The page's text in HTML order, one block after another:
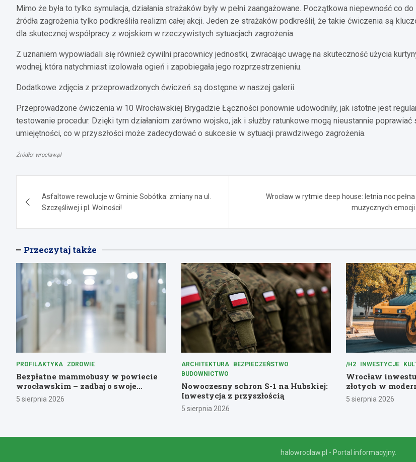
Mimo że była to tylko symulacja, działania strażaków były w pełni zaangażowane. Początkowa niepewność co
źródła zagrożenia tylko podkreśliła realizm całej akcji. Jeden ze strażaków podkreślił, że takie ćwiczenia są
dla skutecznej współpracy z wojskiem w rzeczywistych sytuacjach zagrożenia.
Z uznaniem wypowiadali się również cywilni pracownicy jednostki, zwracając uwagę na skuteczność użycia
wodnej, która natychmiast izolowała ogień i zapobiegała jego rozprzestrzenieniu.
Dodatkowe zdjęcia z przeprowadzonych ćwiczeń są dostępne w naszej galerii.
Przeprowadzone ćwiczenia w 10 Wrocławskiej Brygadzie Łączności ponownie udowodniły, jak istotne jest
testowanie procedur. Dzięki tym działaniom zarówno wojsko, jak i służby ratunkowe mogą nieustannie poprawiać
umiejętności, co w przyszłości może zadecydować o sukcesie w sytuacji prawdziwego zagrożenia.
Źródło: wroclaw.pl
wpisu
Asfaltowe rewolucje w Gminie Sobótka: zmiany na ul.
Szczęśliwej i pl. Wolności!
Wrocław w rytmie deep house: letnia noc pełna
muzycznych emocji
Przeczytaj także
PROFILAKTYKA ZDROWIE
Bezpłatne mammobusy w powiecie
wrocławskim – zadbaj o swoje
zdrowie!
5 sierpnia 2026
ARCHITEKTURA
BEZPIECZEŃSTWO
BUDOWNICTWO
Nowoczesny schron S-1 na Hubskiej:
Inwestycja z przyszłością
5 sierpnia 2026
/H2 INWESTYCJE
Wrocław
złotych w
5 sierpnia 2026
halowroclaw.pl - Portal informacyjny.